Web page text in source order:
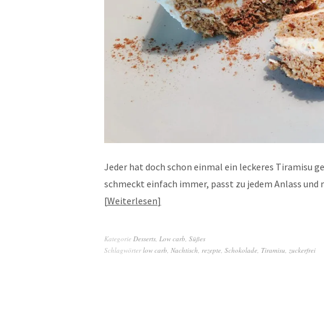
Jeder hat doch schon einmal ein leckeres Tiramisu
schmeckt einfach immer, passt zu jedem Anlass
Weiterlesen
Kategorie Desserts, Low carb, Süßes
Schlagwörterlow carb, Nachtisch, rezepte, Schokolade, Tiramisu, zuckerfrei